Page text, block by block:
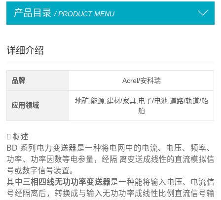
产品目录 / PRODUCT MENU
详细介绍
品牌 Acrel/安科瑞
应用领域
地矿,能源,建材/家具,电子/电池,道路/轨道/船
舶
概述
BD 系列电力变送器是一种将电网中的电流、电压、频率、
功率、功率因数等电参量，经隔 离变送成线性的直流模拟信
号或数字信号装置。
其中三相四线无功功率变送器是一种能将输入电压、电流信
号经隔离后，转换成与输入无功功率成线性比例直流信号输